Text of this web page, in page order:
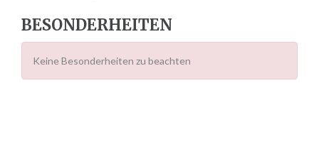
BESONDERHEITEN
Keine Besonderheiten zu beachten